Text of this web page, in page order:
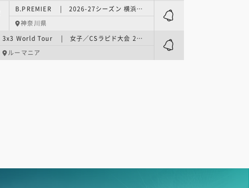
B.PREMIER | 2026-27シーズン 横浜ビー・コルセアーズ 新チームお披露目記者会見
神奈川県
3x3 World Tour | 女子／CSラピド大会 2日目
ルーマニア